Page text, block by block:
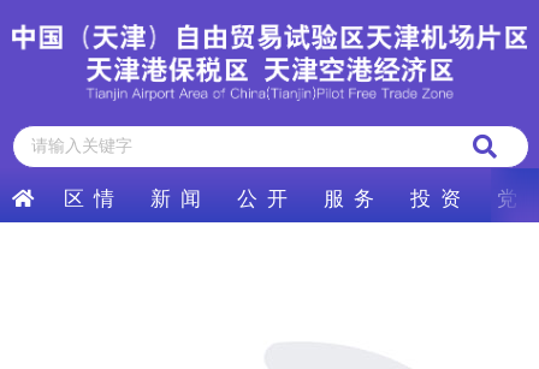
区 情 新 闻 公 开 服 务 投 资 党